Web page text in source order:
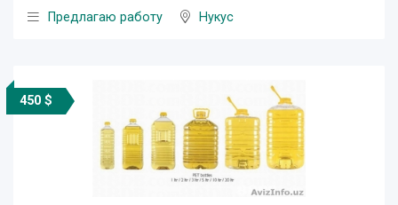
Предлагаю работу
Нукус
450 $